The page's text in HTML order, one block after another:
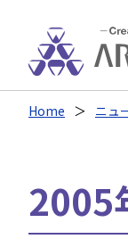
Home ニュ
2005